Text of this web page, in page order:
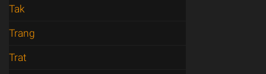
Tak
Trang
Trat